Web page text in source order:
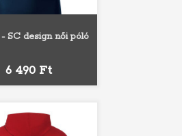
SC design női póló
Ár
6 490 Ft